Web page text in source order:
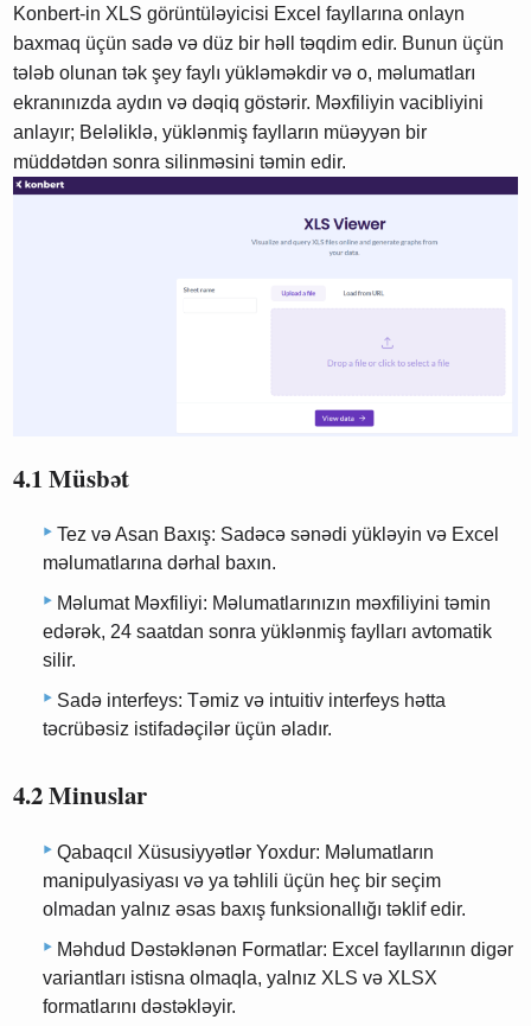
Konbert-in XLS görüntüləyicisi Excel fayllarına onlayn
baxmaq üçün sadə və düz bir həll təqdim edir. Bunun üçün
tələb olunan tək şey faylı yükləməkdir və o, məlumatları
ekranınızda aydın və dəqiq göstərir. Məxfiliyin vacibliyini
anlayır; Beləliklə, yüklənmiş faylların müəyyən bir
müddətdən sonra silinməsini təmin edir.
4.1 Müsbət
Tez və Asan Baxış: Sadəcə sənədi yükləyin və Excel
məlumatlarına dərhal baxın.
Məlumat Məxfiliyi: Məlumatlarınızın məxfiliyini təmin
edərək, 24 saatdan sonra yüklənmiş faylları avtomatik
silir.
Sadə interfeys: Təmiz və intuitiv interfeys hətta
təcrübəsiz istifadəçilər üçün əladır.
4.2 Minuslar
Qabaqcıl Xüsusiyyətlər Yoxdur: Məlumatların
manipulyasiyası və ya təhlili üçün heç bir seçim
olmadan yalnız əsas baxış funksionallığı təklif edir.
Məhdud Dəstəklənən Formatlar: Excel fayllarının digər
variantları istisna olmaqla, yalnız XLS və XLSX
formatlarını dəstəkləyir.